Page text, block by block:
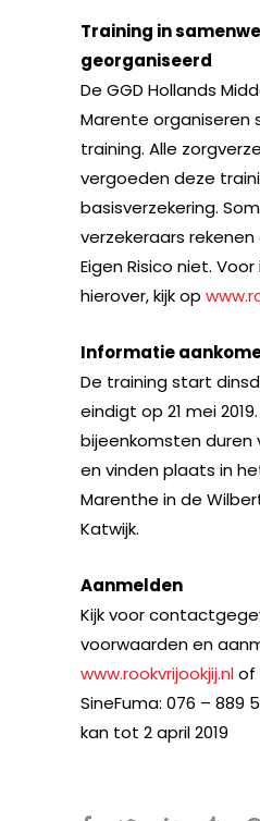
Training in
georganiseerd
De GGD Hollands
Marente organiseren
training. Alle
vergoeden deze
basisverzekering.
verzekeraars
Eigen Risico niet.
hierover, kijk op
Informatie
De training start
eindigt op 21 mei
bijeenkomsten duren
en vinden plaats in
Marenthe in de
Katwijk.
Aanmelden
Kijk voor
voorwaarden en
www.rookvrijookjij.nlof
SineFuma: 076 – 889
kan tot 2 april 2019